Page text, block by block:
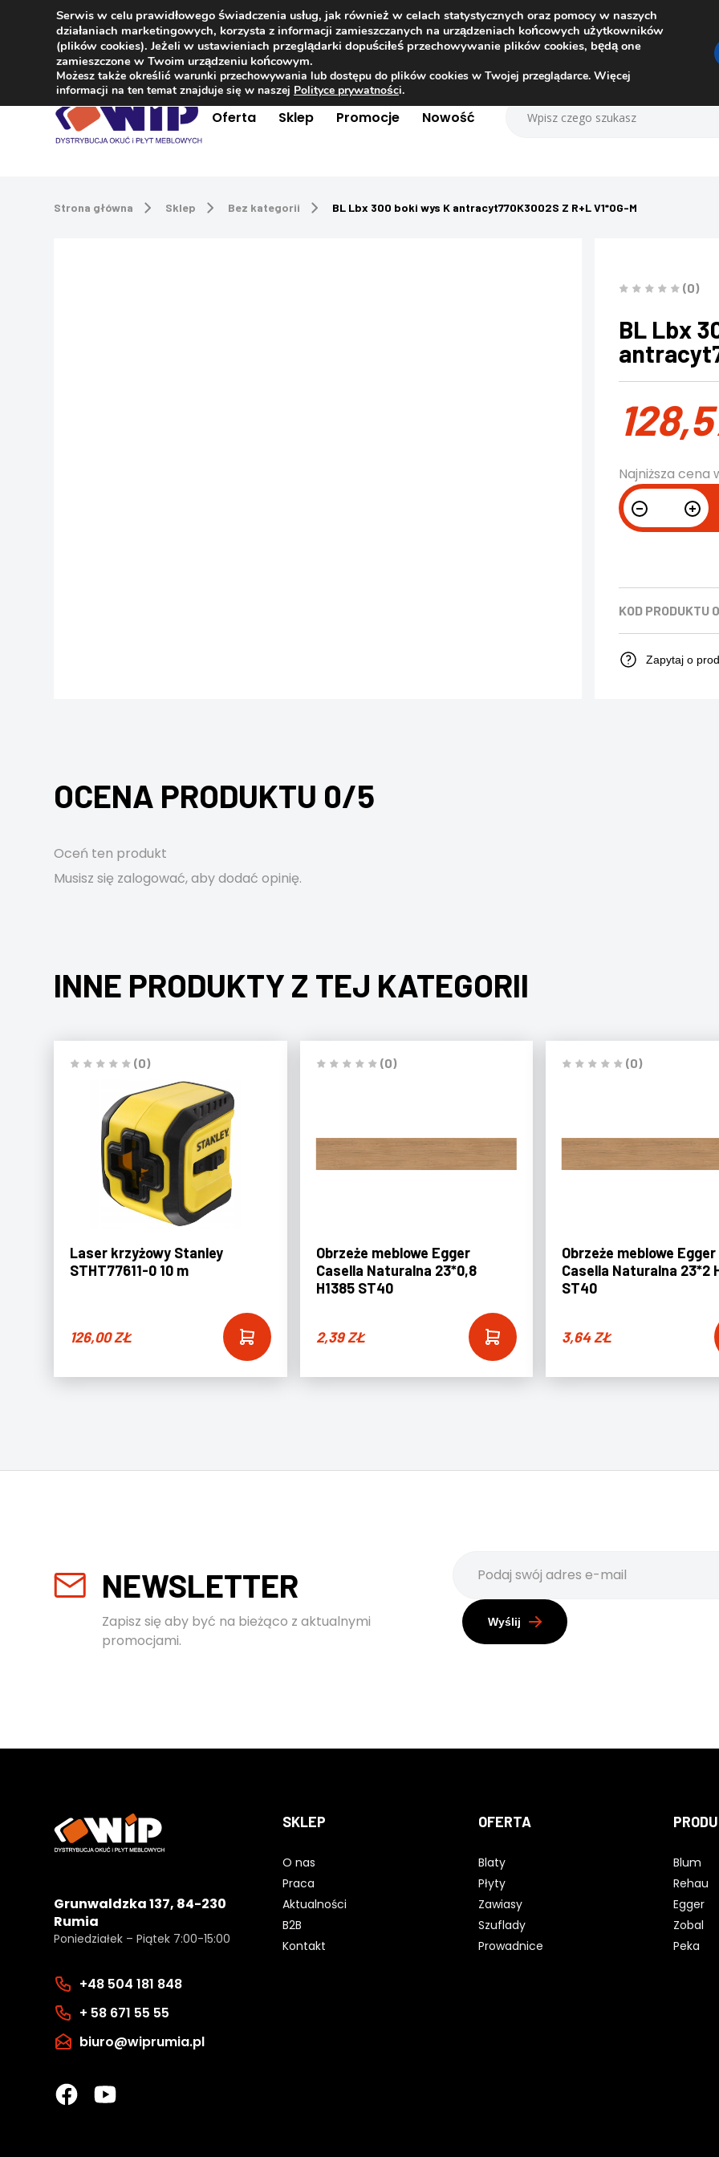
Kontakt +48 504 181 848
Oferta Sklep Promocje Nowość
Strona główna Sklep Bez kategorii BL Lbx 300 boki wys K antracyt770K3002S Z R+L V1*OG-M
(0)
BL Lbx
Najniższa
KOD PRODUKTU
Zapytaj o
OCENA PRODUKTU 0/5
Oceń ten produkt
Musisz się zalogować, aby dodać opinię.
INNE PRODUKTY Z TEJ KATEGORII
(0)
Laser krzyżowy Stanley
STHT77611-0 10 m
126,00ZŁ
(0)
Obrzeże meblowe Egger
Casella Naturalna 23*0,8
H1385 ST40
2,39ZŁ
(0)
Obrzeże meblowe Egger
Casella Naturalna 23*2
ST40
3,64ZŁ
NEWSLETTER
Zapisz się aby być na bieżąco z aktualnymi
promocjami.
Wyślij
Grunwaldzka 137, 84-230
Rumia
Poniedziałek – Piątek 7:00-15:00
+48 504 181 848
+ 58 671 55 55
biuro@wiprumia.pl
SKLEP
O nas
Praca
Aktualności
B2B
Kontakt
OFERTA
Blaty
Płyty
Zawiasy
Szuflady
Prowadnice
Blum
Rehau
Egger
Zobal
Peka
Serwis w celu prawidłowego świadczenia usług, jak również w celach statystycznych oraz pomocy w naszych
działaniach marketingowych, korzysta z informacji zamieszczanych na urządzeniach końcowych użytkowników
(plików cookies). Jeżeli w ustawieniach przeglądarki dopuściłeś przechowywanie plików cookies, będą one
zamieszczone w Twoim urządzeniu końcowym.
Możesz także określić warunki przechowywania lub dostępu do plików cookies w Twojej przeglądarce. Więcej
informacji na ten temat znajduje się w naszej Polityce prywatności.